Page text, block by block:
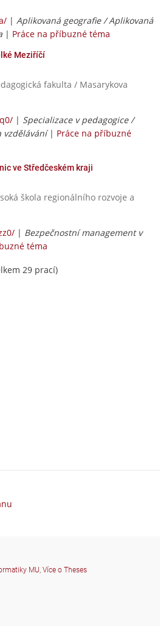
| Aplikovaná geografie / Aplikovaná
| Práce na příbuzné téma
Meziříčí
fakulta / Masarykova
| Specializace v pedagogice /
vzdělávání| Práce na příbuzné
ve Středčeském kraji
škola regionálního rozvoje a
| Bezpečnostní management v
téma
29 prací)
MU, Více o Theses